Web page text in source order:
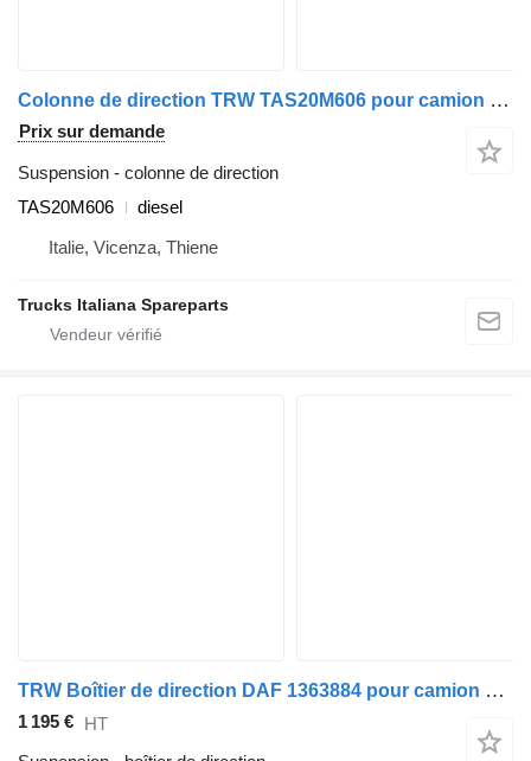
Colonne de direction TRW TAS20M606 pour camion Nissan Eco - T
Prix sur demande
Suspension - colonne de direction
TAS20M606
diesel
Italie, Vicenza, Thiene
Trucks Italiana Spareparts
TRW Boîtier de direction DAF 1363884 pour camion TRW
1 195 € HT